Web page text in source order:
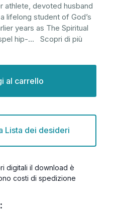
athlete, devoted husband
lifelong student of God’s
years as The Spiritual
hip-... Scopri di più
Lista dei desideri
digitali il download è
costi di spedizione